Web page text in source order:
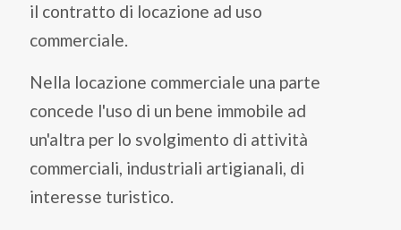
il contratto di locazione ad uso
commerciale.
Nella locazione commerciale una parte
concede l'uso di un bene immobile ad
un'altra per lo svolgimento di attività
commerciali, industriali artigianali, di
interesse turistico.